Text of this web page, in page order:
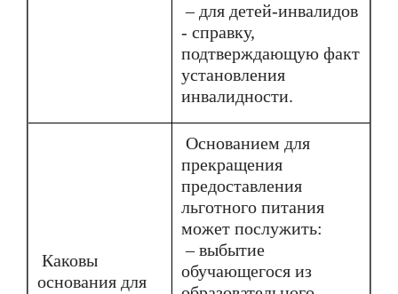
– для детей-инвалидов
- справку,
подтверждающую факт
установления
инвалидности.
Каковы
основания для
Основанием для
прекращения
предоставления
льготного питания
может послужить:
– выбытие
обучающегося из